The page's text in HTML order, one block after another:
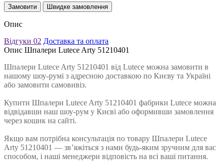
Замовити Швидке замовлення
Опис
Відгуки 02 Доставка та оплата
Опис Шпалери Lutece Arty 51210401
Шпалери Lutece Arty 51210401 від Lutece можна замовити в
нашому шоу-румі з адресною доставкою по Києву та Україні
або замовити самовивіз.
Купити Шпалери Lutece Arty 51210401 фабрики Lutece можна
відвідавши наш шоу-рум у Києві або оформивши замовлення
через кошик на сайті.
Якщо вам потрібна консультація по товару Шпалери Lutece
Arty 51210401 — зв’яжіться з нами будь-яким зручним для вас
способом, і наші менеджери відповість на всі ваші питання.